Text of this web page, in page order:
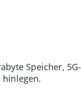
Speicher, 5G-
hinlegen.